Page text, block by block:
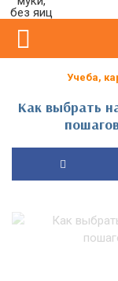
Учеба,
Как выбрать